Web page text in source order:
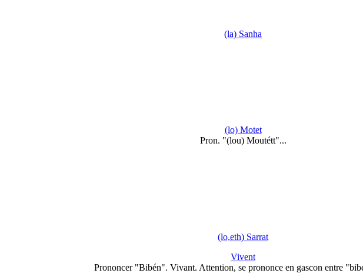
(la) Sanha
(lo) Motet
Pron. "(lou) Moutétt"...
(lo,eth) Sarrat
Vivent
Prononcer "Bibén". Vivant. Attention, se prononce en gascon entre